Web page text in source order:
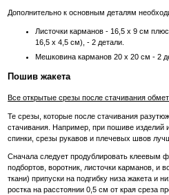
Дополнительно к основным деталям
Листочки карманов - 16,5 х 9 см
16,5 х 4,5 см), - 2 детали.
Мешковина карманов 20 х 20 см - 2
Пошив жакета
Все открытые срезы после стачивания
Те срезы, которые после стачивания
стачивания. Например, при пошиве изделий
спинки, срезы рукавов и плечевых швов
Сначала следует продублировать клеевым
подбортов, воротник, листочки карманов, и
ткани) припуски на подгибку низа жакета и
ростка на расстоянии 0,5 см от края среза